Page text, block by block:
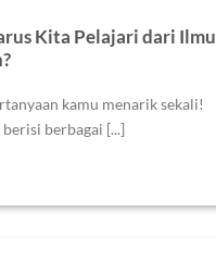
Kita Pelajari dari Ilmu
kamu menarik sekali!
berbagai [...]